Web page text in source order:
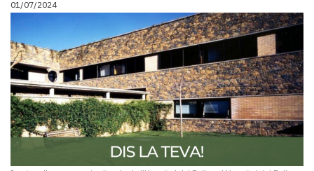
i
turisme
Cultura
Esports
Mai
tant!
TV
i
mitjans
01/07/2024